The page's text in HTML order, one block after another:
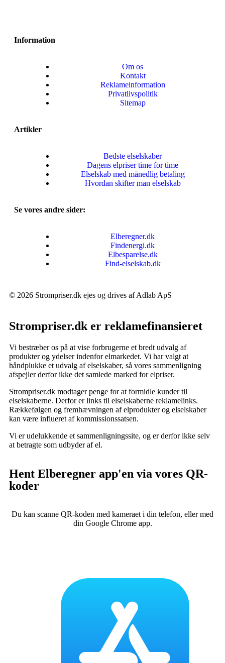
Information
Om os
Kontakt
Reklameinformation
Privatlivspolitik
Sitemap
Artikler
Bedste elselskaber
Dagens elpriser time for time
Elselskab med månedlig betaling
Hvordan skifter man elselskab
Se vores andre sider:
Elberegner.dk
Findenergi.dk
Elbesparelse.dk
Find-elselskab.dk
© 2026 Strompriser.dk ejes og drives af Adlab ApS
Strompriser.dk er reklamefinansieret
Vi bestræber os på at vise forbrugerne et bredt udvalg af
produkter og ydelser indenfor elmarkedet. Vi har valgt at
håndplukke et udvalg af elselskaber, så vores sammenligning
afspejler derfor ikke det samlede marked for elpriser.
Strompriser.dk modtager penge for at formidle kunder til
elselskaberne. Derfor er links til elselskaberne reklamelinks.
Rækkefølgen og fremhævningen af elprodukter og elselskaber
kan være influeret af kommissionssatsen.
Vi er udelukkende et sammenligningssite, og er derfor ikke selv
at betragte som udbyder af el.
Hent Elberegner app'en via vores QR-
koder
Du kan scanne QR-koden med kameraet i din telefon, eller med
din Google Chrome app.